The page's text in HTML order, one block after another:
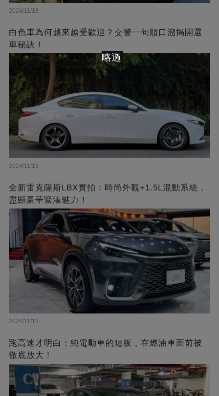
2024/11/18
白色車為何越來越受歡迎？交警一句順口溜揭開選
車秘訣！
2024/11/18
全新雷克薩斯LBX實拍：時尚外觀+1.5L混動系統，
盡顯豪華緊湊魅力！
2024/11/18
跑高速才明白：純電動車的短板，在燃油車面前被
徹底放大！
略過